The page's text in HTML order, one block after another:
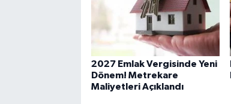
2027 Emlak Vergisinde Yeni
Dönem! Metrekare
Maliyetleri Açıklandı